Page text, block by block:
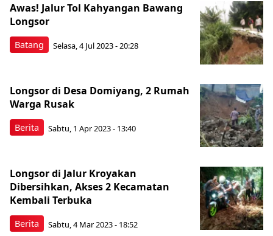
Batang
Awas! Jalur Tol Kahyangan Bawang
Longsor
Selasa, 4 Jul 2023 - 20:28
Berita
Longsor di Desa Domiyang, 2 Rumah
Warga Rusak
Sabtu, 1 Apr 2023 - 13:40
Berita
Longsor di Jalur Kroyakan
Dibersihkan, Akses 2 Kecamatan
Kembali Terbuka
Sabtu, 4 Mar 2023 - 18:52